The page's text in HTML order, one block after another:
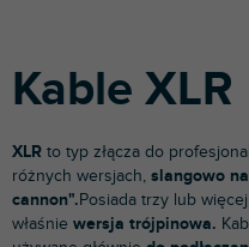
Kable XLR
XLR to typ złącza do
różnych wersjach, slangowo
cannon".Posiada trzy lub
właśnie wersja trójpinowa.